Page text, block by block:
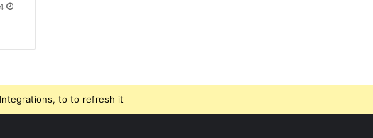
to to refresh it.